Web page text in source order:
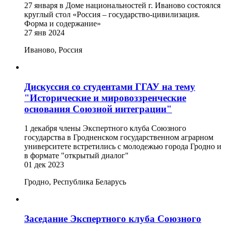
27 января в Доме национальностей г. Иваново состоялся
круглый стол «Россия – государство-цивилизация.
Форма и содержание»
27 янв 2024
Иваново, Россия
Дискуссия со студентами ГГАУ на тему
"Исторические и мировоззренческие
основания Союзной интеграции"
1 декабря члены Экспертного клуба Союзного
государства в Гродненском государственном аграрном
университете встретились с молодежью города Гродно и
в формате "открытый диалог"
01 дек 2023
Гродно, Республика Беларусь
Заседание Экспертного клуба Союзного